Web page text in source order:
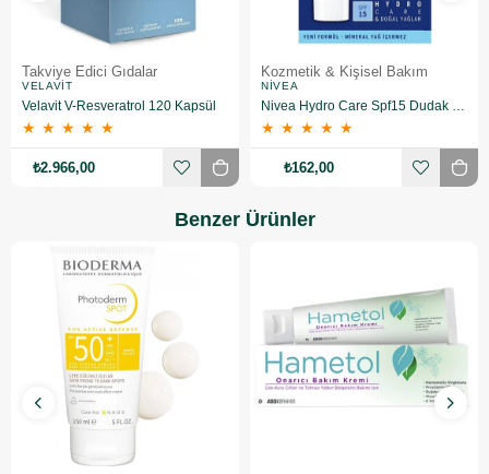
Takviye Edici Gıdalar
VELAVIT
Velavit V-Resveratrol 120 Kapsül
★ ★ ★ ★ ★
₺2.966,00
Kozmetik & Kişisel Bakım
NIVEA
Nivea Hydro Care Spf15 Dudak Bakım Kremi 4.8 gr
★ ★ ★ ★ ★
₺162,00
Benzer Ürünler